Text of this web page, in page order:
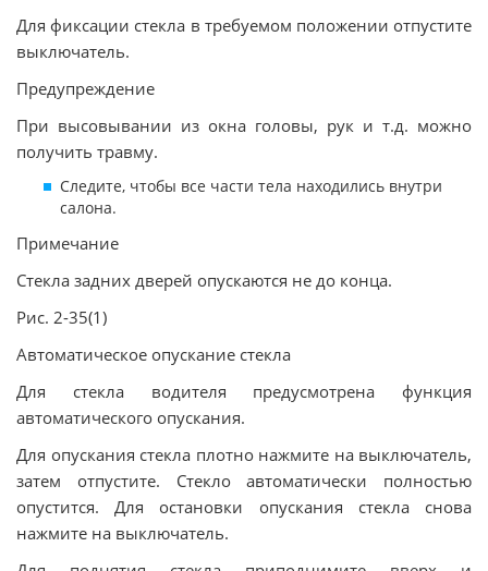
Для фиксации стекла в требуемом положении отпустите
выключатель.
Предупреждение
При высовывании из окна головы, рук и т.д. можно
получить травму.
Следите, чтобы все части тела находились внутри
салона.
Примечание
Стекла задних дверей опускаются не до конца.
Рис. 2-35(1)
Автоматическое опускание стекла
Для стекла водителя предусмотрена функция
автоматического опускания.
Для опускания стекла плотно нажмите на выключатель,
затем отпустите. Стекло автоматически полностью
опустится. Для остановки опускания стекла снова
нажмите на выключатель.